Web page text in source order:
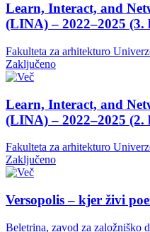
Learn, Interact, and
(LINA) – 2022–2025 (3.
Fakulteta za arhitekturo
Zaključeno
Learn, Interact, and
(LINA) – 2022–2025 (2.
Fakulteta za arhitekturo
Zaključeno
Versopolis – kjer živi
Beletrina, zavod za založniško